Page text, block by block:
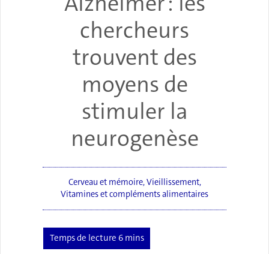
chercheurs
trouvent des
moyens de
stimuler la
neurogenèse
Cerveau et mémoire,Vieillissement,
Vitamines et compléments alimentaires